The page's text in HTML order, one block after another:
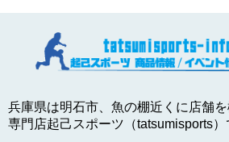
兵庫県は明石市、魚の棚近くに店舗
専門店起己スポーツ（tatsumisports）